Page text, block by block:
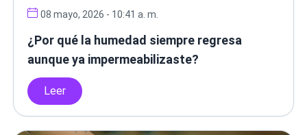
08 mayo, 2026 - 10:41 a. m.
¿Por qué la humedad siempre regresa
aunque ya impermeabilizaste?
Leer